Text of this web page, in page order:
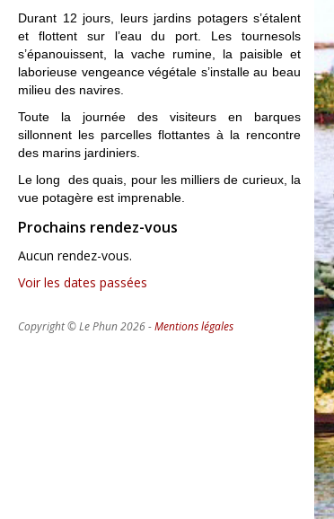
Durant 12 jours, leurs jardins potagers s’étalent
et flottent sur l’eau du port. Les tournesols
s’épanouissent, la vache rumine, la paisible et
laborieuse vengeance végétale s’installe au beau
milieu des navires.
Toute la journée des visiteurs en barques
sillonnent les parcelles flottantes à la rencontre
des marins jardiniers.
Le long
des quais, pour les milliers de curieux, la
vue potagère est imprenable.
Prochains rendez-vous
Aucun rendez-vous.
Voir les dates passées
Copyright © Le Phun 2026 -Mentions légales